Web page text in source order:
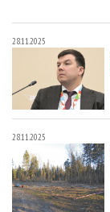
28.11.2025
28.11.2025